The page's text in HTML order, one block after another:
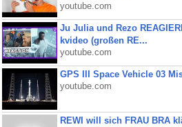
youtube.com
Ju Julia und Rezo
kvideo (großen RE...
youtube.com
GPS III Space Vehicle 03
youtube.com
REWI will sich FRAU BRA